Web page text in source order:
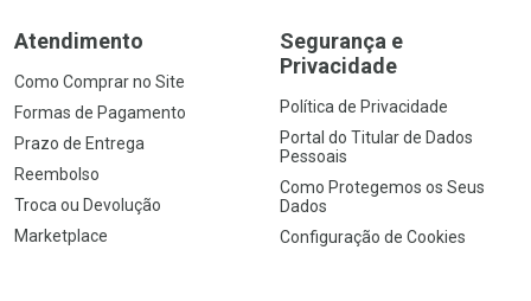
Atendimento
Como Comprar no Site
Formas de Pagamento
Prazo de Entrega
Reembolso
Troca ou Devolução
Marketplace
Segurança e
Privacidade
Política de Privacidade
Portal do Titular de Dados
Pessoais
Como Protegemos os Seus
Dados
Configuração de Cookies